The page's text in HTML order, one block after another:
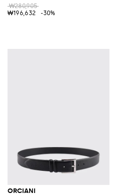
₩280,905
₩196,632
-30%
ORCIANI